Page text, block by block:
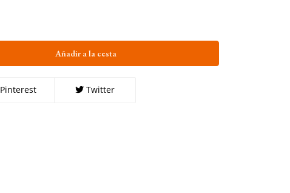
Añadir a la cesta
Pinterest Twitter